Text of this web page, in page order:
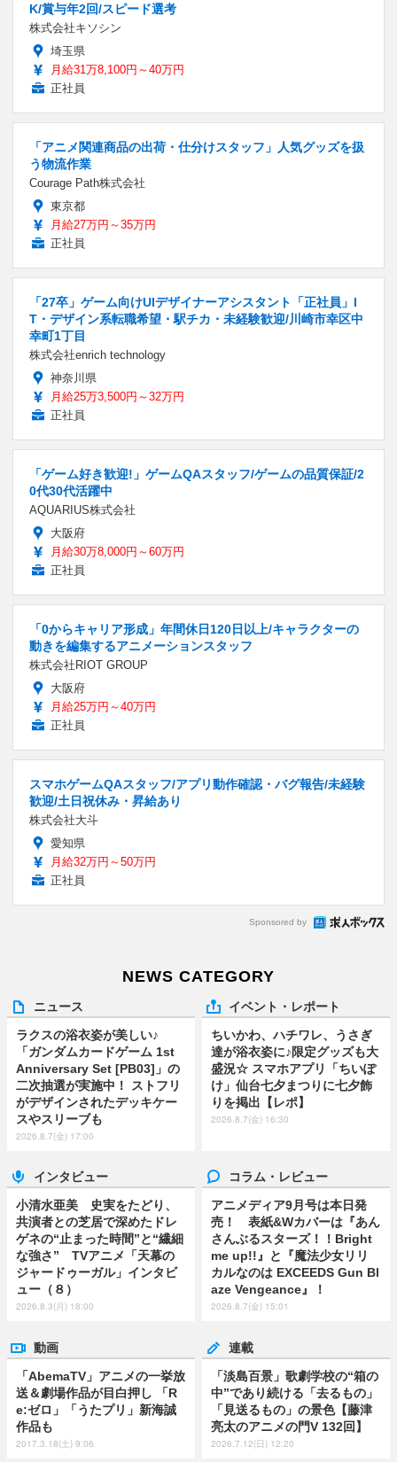
K/賞与年2回/スピード選考
株式会社キソシン
埼玉県
月給31万8,100円～40万円
正社員
「アニメ関連商品の出荷・仕分けスタッフ」人気グッズを扱
う物流作業
Courage Path株式会社
東京都
月給27万円～35万円
正社員
「27卒」ゲーム向けUIデザイナーアシスタント「正社員」I
T・デザイン系転職希望・駅チカ・未経験歓迎/川崎市幸区中
幸町1丁目
株式会社enrich technology
神奈川県
月給25万3,500円～32万円
正社員
「ゲーム好き歓迎!」ゲームQAスタッフ/ゲームの品質保証/2
0代30代活躍中
AQUARIUS株式会社
大阪府
月給30万8,000円～60万円
正社員
「0からキャリア形成」年間休日120日以上/キャラクターの
動きを編集するアニメーションスタッフ
株式会社RIOT GROUP
大阪府
月給25万円～40万円
正社員
スマホゲームQAスタッフ/アプリ動作確認・バグ報告/未経験
歓迎/土日祝休み・昇給あり
株式会社大斗
愛知県
月給32万円～50万円
正社員
Sponsored by
NEWS CATEGORY
ニュース
ラクスの浴衣姿が美しい♪
「ガンダムカードゲーム 1st
Anniversary Set [PB03]」の
二次抽選が実施中！ ストフリ
がデザインされたデッキケー
スやスリーブも
2026.8.7(金) 17:00
イベント・レポート
ちいかわ、ハチワレ、うさぎ
達が浴衣姿に♪限定グッズも大
盛況☆ スマホアプリ「ちいぽ
け」仙台七夕まつりに七夕飾
りを掲出【レポ】
2026.8.7(金) 16:30
インタビュー
小清水亜美 史実をたどり、
共演者との芝居で深めたドレ
ゲネの“止まった時間”と“繊細
な強さ” TVアニメ「天幕の
ジャードゥーガル」インタビ
ュー（８）
2026.8.3(月) 18:00
コラム・レビュー
アニメディア9月号は本日発
売！ 表紙&Wカバーは『あん
さんぶるスターズ！！Bright
me up!!』と『魔法少女リリ
カルなのは EXCEEDS Gun Bl
aze Vengeance』！
2026.8.7(金) 15:01
動画
「AbemaTV」アニメの一挙放
送＆劇場作品が目白押し 「R
e:ゼロ」「うたプリ」新海誠
作品も
2017.3.18(土) 9:06
連載
「淡島百景」歌劇学校の“箱の
中”であり続ける「去るもの」
「見送るもの」の景色【藤津
亮太のアニメの門V 132回】
2026.7.12(日) 12:20